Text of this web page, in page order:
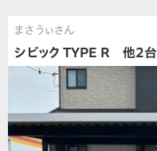
まさうぃさん
シビック TYPE R 他2台